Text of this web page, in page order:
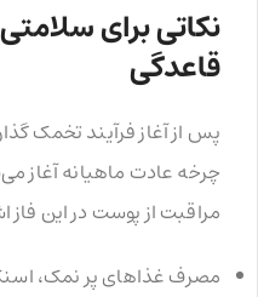
نکاتی برای
قاعدگی
پس از آغاز فرآیند تخمک
چرخه عادت ماهیانه آغاز
مراقبت از پوست در این فاز
مصرف غذاهای پر نمک،